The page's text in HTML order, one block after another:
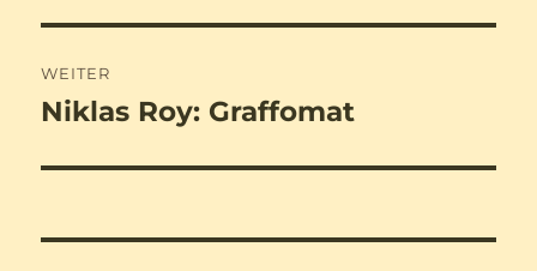
WEITER
Nächster
Niklas Roy: Graffomat